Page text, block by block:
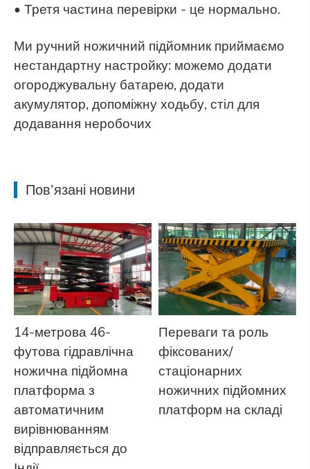
• Третя частина перевірки - це нормально.
Ми ручний ножичний підйомник приймаємо
нестандартну настройку: можемо додати
огороджувальну батарею, додати
акумулятор, допоміжну ходьбу, стіл для
додавання неробочих
Пов’язані новини
14-метрова 46-
футова гідравлічна
ножична підйомна
платформа з
автоматичним
вирівнюванням
відправляється до
Переваги та роль
фіксованих/
стаціонарних
ножичних підйомних
платформ на складі